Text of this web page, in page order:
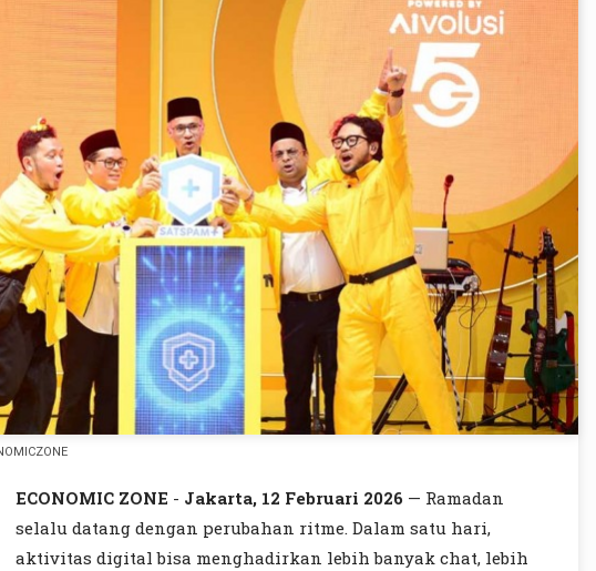
ECONOMIC ZONE - Jakarta, 12 Februari 2026 — Ramadan
selalu datang dengan perubahan ritme. Dalam satu hari,
aktivitas digital bisa menghadirkan lebih banyak chat, lebih